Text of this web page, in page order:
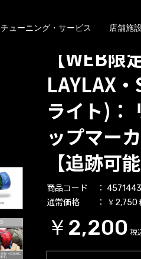
チューニング・サービス 店舗施
【WEB限
LAYLAX
ライト)：
ップマー
【追跡可
商品コード
通常価格 ￥2,750
￥2,200 税